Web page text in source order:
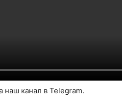
наш канал в Telegram.